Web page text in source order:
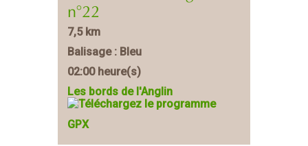
n°22
7,5 km
Balisage : Bleu
02:00 heure(s)
Les bords de l'Anglin
GPX